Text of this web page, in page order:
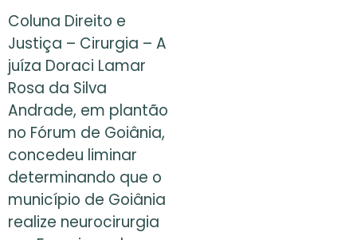
Coluna Direito e
Justiça – Cirurgia – A
juíza Doraci Lamar
Rosa da Silva
Andrade, em plantão
no Fórum de Goiânia,
concedeu liminar
determinando que o
município de Goiânia
realize neurocirurgia